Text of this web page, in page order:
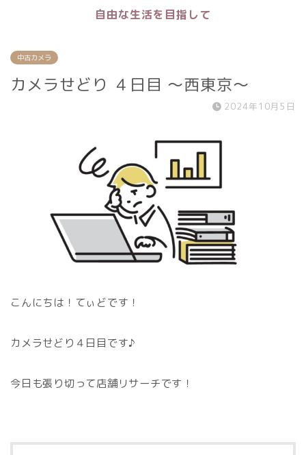
自由な生活を目指して
中古カメラ
カメラせどり ４日目 〜西東京〜
2024年10月5日
こんにちは！てぃどです！
カメラせどり４日目です♪
今日も張り切って店舗リサーチです！